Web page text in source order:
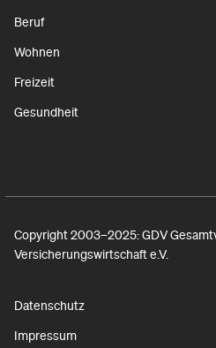
Beruf
Wohnen
Freizeit
Gesundheit
Copyright 2003–2025: GDV
Versicherungswirtschaft e.V.
Datenschutz
Impressum